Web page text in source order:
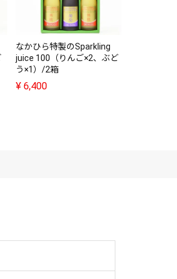
なかひら特製のSparkling
juice 100（りんご×2、ぶど
う×1）/2箱
¥ 6,400